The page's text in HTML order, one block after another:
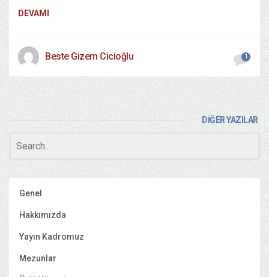
DEVAMI
Beste Gizem Cicioğlu 1
DİĞER YAZILAR
Genel
Hakkımızda
Yayın Kadromuz
Mezunlar